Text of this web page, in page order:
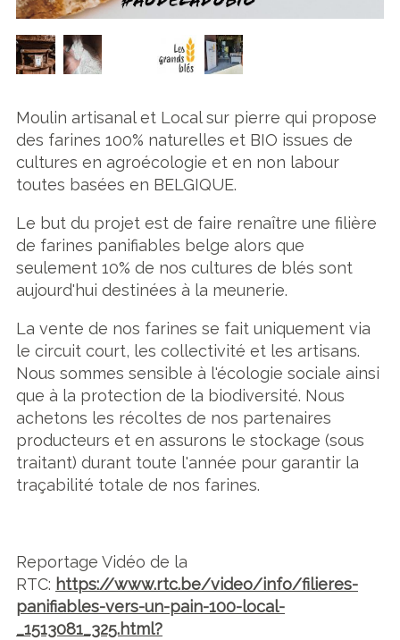
Moulin artisanal et Local sur pierre qui propose
des farines 100% naturelles et BIO issues de
cultures en agroécologie et en non labour
toutes basées en BELGIQUE.
Le but du projet est de faire renaître une filière
de farines panifiables belge alors que
seulement 10% de nos cultures de blés sont
aujourd'hui destinées à la meunerie.
La vente de nos farines se fait uniquement via
le circuit court, les collectivité et les artisans.
Nous sommes sensible à l'écologie sociale ainsi
que à la protection de la biodiversité. Nous
achetons les récoltes de nos partenaires
producteurs et en assurons le stockage (sous
traitant) durant toute l'année pour garantir la
traçabilité totale de nos farines.
Reportage Vidéo de la
RTC: https://www.rtc.be/video/info/filieres-
panifiables-vers-un-pain-100-local-
_1513081_325.html?